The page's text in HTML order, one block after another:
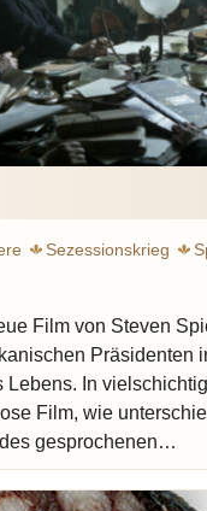
Sezessionskrieg
Film von Steven
Präsidenten
Lebens. In
Film, wie
gesprochenen…